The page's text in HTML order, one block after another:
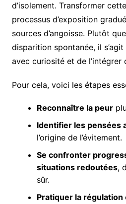
d’isolement. Transformer
processus d’exposition
sources d’angoisse. Plutôt
disparition spontanée, il s’agit
avec curiosité et de l’intégrer
Pour cela, voici les étapes
Reconnaître la peur
Identifier les pensées
l’origine de l’évitement.
Se confronter
situations redoutées,
sûr.
Pratiquer la